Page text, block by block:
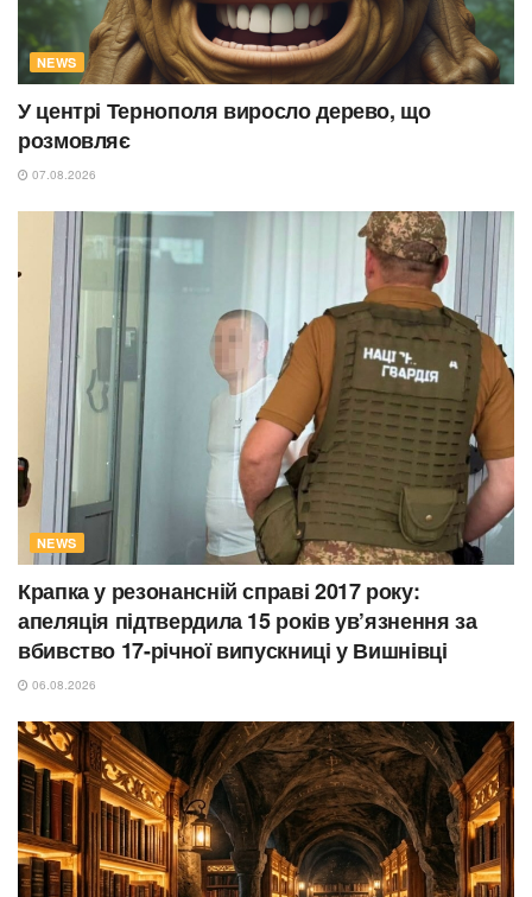
NEWS
У центрі Тернополя виросло дерево, що
розмовляє
07.08.2026
NEWS
Крапка у резонансній справі 2017 року:
апеляція підтвердила 15 років ув’язнення за
вбивство 17-річної випускниці у Вишнівці
06.08.2026